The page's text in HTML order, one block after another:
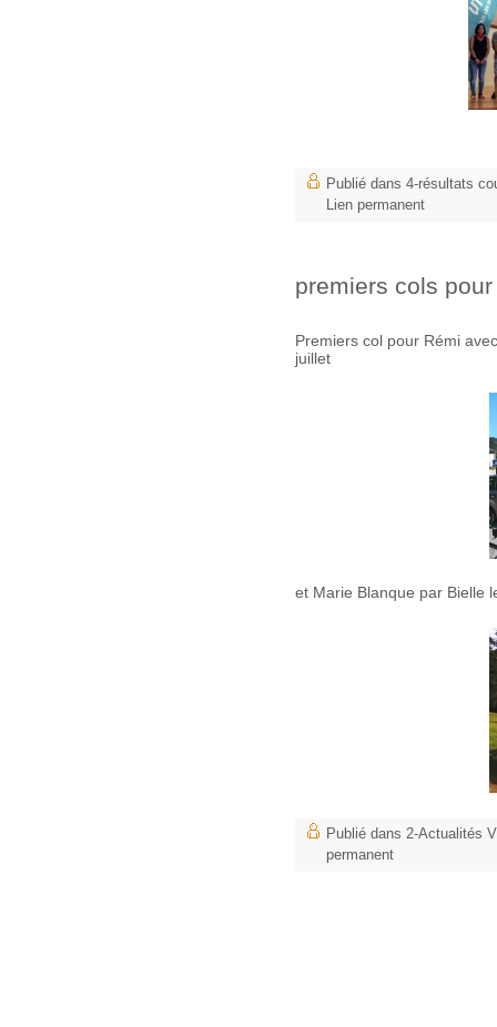
Publié dans 4-résultats
Lien permanent
premiers cols
Premiers col pour Rémi
juillet
et Marie Blanque par Bielle
Publié dans 2-Actualités
permanent